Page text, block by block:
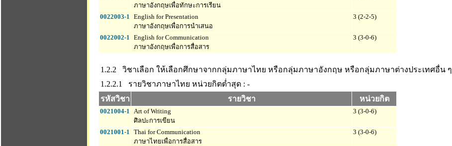
ภาษาอังกฤษเพื่อทักษะการเรียน
0022003-1 English for Presentation
ภาษาอังกฤษเพื่อการนำเสนอ
3 (2-2-5)
0022002-1 English for Communication
ภาษาอังกฤษเพื่อการสื่อสาร
3 (3-0-6)
1.2.2 วิชาเลือก ให้เลือกศึกษาจากกลุ่มภาษาไทย หรือกลุ่มภาษาอังกฤษ หรือกลุ่มภาษาต่างประเทศอื่น ๆ
1.2.2.1 รายวิชาภาษาไทย หน่วยกิตต่ำสุด : -
รหัสวิชา
รายวิชา หน่วยกิต
0021004-1 Art of Writing
ศิลปะการเขียน
3 (3-0-6)
0021001-1 Thai for Communication
ภาษาไทยเพื่อการสื่อสาร
3 (3-0-6)